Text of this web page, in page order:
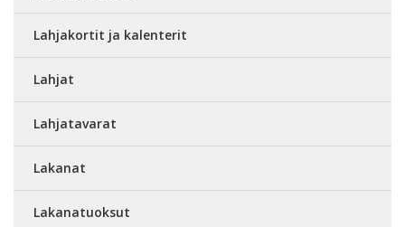
Lahjakortit ja kalenterit
Lahjat
Lahjatavarat
Lakanat
Lakanatuoksut